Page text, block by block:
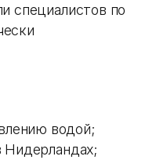
специалистов по
водой;